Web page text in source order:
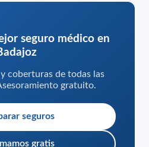
seguro médico en
coberturas de todas las
gratuito.
seguros
gratis